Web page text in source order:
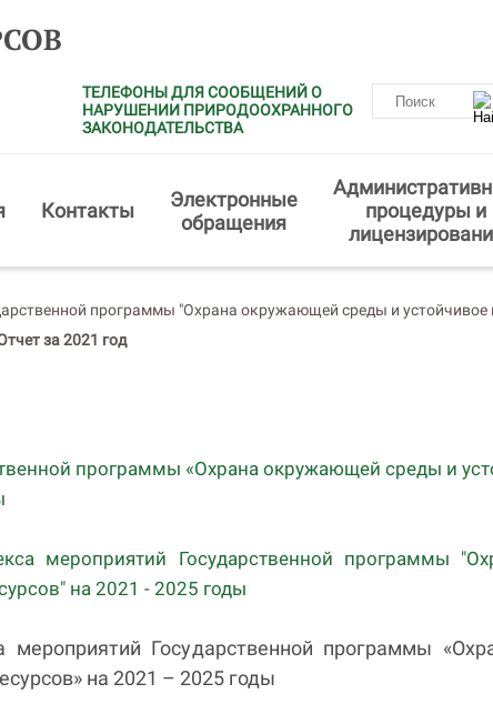
ТЕЛЕФОНЫ ДЛЯ СООБЩЕНИЙ О
НАРУШЕНИИ ПРИРОДООХРАННОГО
ЗАКОНОДАТЕЛЬСТВА
Контакты
Электронные
обращения
процедуры и
программы "Охрана окружающей среды и
за 2021 год
программы «Охрана окружающей среды и
мероприятий Государственной программы
на 2021 - 2025 годы
Государственной программы
на 2021 – 2025 годы